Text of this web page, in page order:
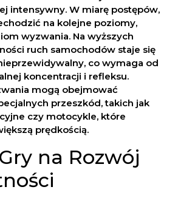
intensywny. W miarę postępów,
na kolejne poziomy,
wyzwania. Na wyższych
ruch samochodów staje się
co wymaga od
koncentracji i refleksu.
mogą obejmować
przeszkód, takich jak
czy motocykle, które
prędkością.
na Rozwój